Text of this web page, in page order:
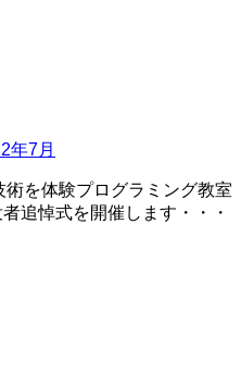
年7月
を体験プログラミング教室
追悼式を開催します・・・